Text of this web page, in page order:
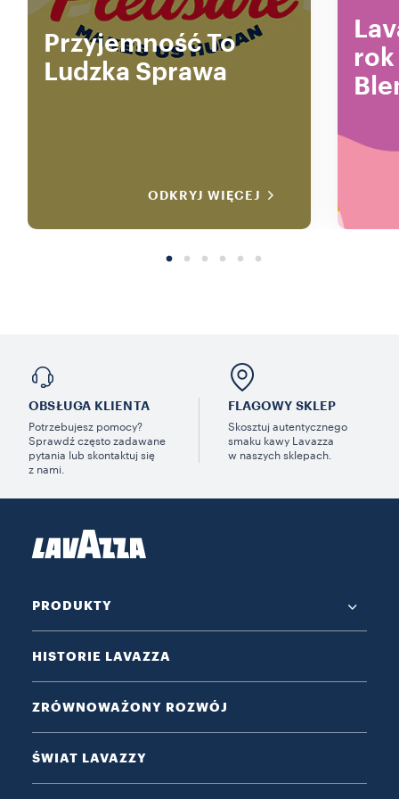
Przyjemność To
Ludzka Sprawa
ODKRYJ WIĘCEJ
rok
OBSŁUGA KLIENTA
Potrzebujesz pomocy?
Sprawdź często zadawane
pytania lub skontaktuj się
z nami.
FLAGOWY SKLEP
Skosztuj autentycznego
smaku kawy Lavazza
w naszych sklepach.
PRODUKTY
HISTORIE LAVAZZA
ZRÓWNOWAŻONY ROZWÓJ
ŚWIAT LAVAZZY